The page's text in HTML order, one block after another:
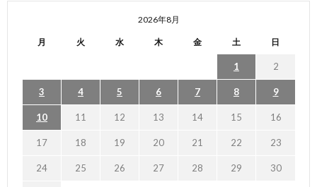
2026年8月
月 火 水 木 金 土 日
1 2
3 4 5 6 7 8 9
10 11 12 13 14 15 16
17 18 19 20 21 22 23
24 25 26 27 28 29 30